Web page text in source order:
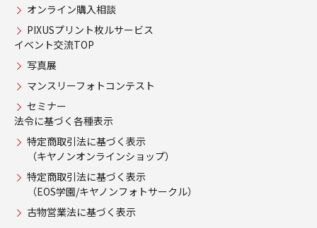
オンライン購入相談
PIXUSプリント枚ルサービス
イベント交流TOP
写真展
マンスリーフォトコンテスト
セミナー
法令に基づく各種表示
特定商取引法に基づく表示
（キヤノンオンラインショップ）
特定商取引法に基づく表示
（EOS学園/キヤノンフォトサークル）
古物営業法に基づく表示